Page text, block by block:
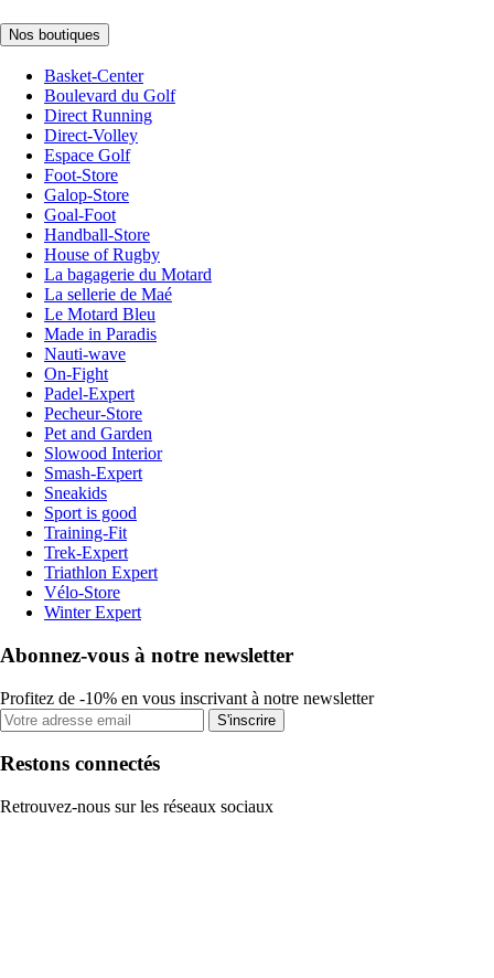
Nos boutiques
Basket-Center
Boulevard du Golf
Direct Running
Direct-Volley
Espace Golf
Foot-Store
Galop-Store
Goal-Foot
Handball-Store
House of Rugby
La bagagerie du Motard
La sellerie de Maé
Le Motard Bleu
Made in Paradis
Nauti-wave
On-Fight
Padel-Expert
Pecheur-Store
Pet and Garden
Slowood Interior
Smash-Expert
Sneakids
Sport is good
Training-Fit
Trek-Expert
Triathlon Expert
Vélo-Store
Winter Expert
Abonnez-vous à notre newsletter
Profitez de -10% en vous inscrivant à notre newsletter
S'inscrire
Restons connectés
Retrouvez-nous sur les réseaux sociaux